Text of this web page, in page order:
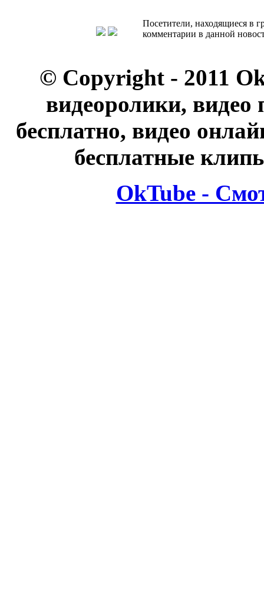
Посетители, находящиеся в
комментарии в данной
© Copyright - 2011
видеоролики, видео
бесплатно, видео
бесплатные
OkTube -